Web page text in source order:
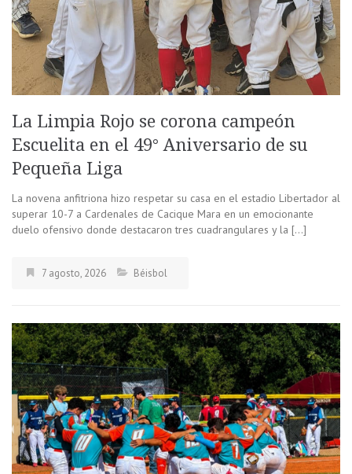
La Limpia Rojo se corona campeón
Escuelita en el 49° Aniversario de su
Pequeña Liga
La novena anfitriona hizo respetar su casa en el estadio Libertador al
superar 10-7 a Cardenales de Cacique Mara en un emocionante
duelo ofensivo donde destacaron tres cuadrangulares y la […]
7 agosto, 2026 Béisbol